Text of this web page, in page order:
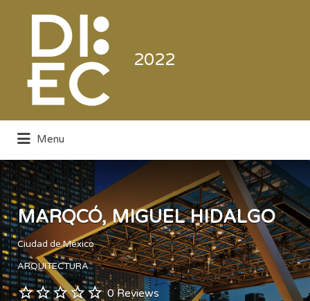
2022
Electrónica de Consumo y Comercial
Buscar
Menu
MARQCÓ, MIGUEL HIDALGO
Ciudad de México
ARQUITECTURA
0 Reviews